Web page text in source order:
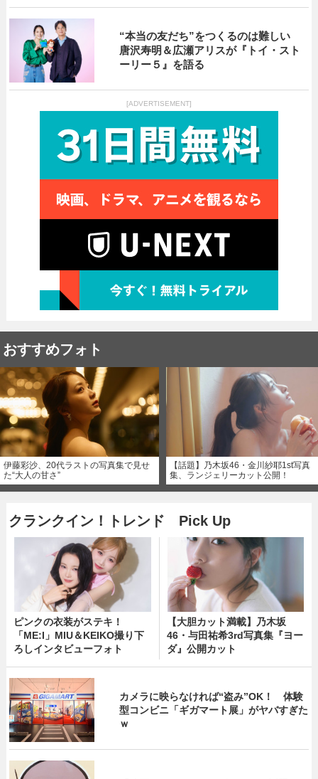
“本当の友だち”をつくるのは難しい
唐沢寿明＆広瀬アリスが『トイ・スト
ーリー５』を語る
[ADVERTISEMENT]
おすすめフォト
伊藤彩沙、20代ラストの写真集で見せ
た“大人の甘さ”
【話題】乃木坂46・金川紗耶1st写真
集、ランジェリーカット公開！
クランクイン！トレンド Pick Up
ピンクの衣装がステキ！
「ME:I」MIU＆KEIKO撮り下
ろしインタビューフォト
【大胆カット満載】乃木坂
46・与田祐希3rd写真集『ヨー
ダ』公開カット
カメラに映らなければ“盗み”OK！ 体験
型コンビニ「ギガマート展」がヤバすぎた
ｗ